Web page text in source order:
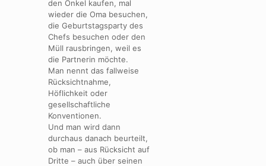
den Onkel kaufen, mal
wieder die Oma besuchen,
die Geburtstagsparty des
Chefs besuchen oder den
Müll rausbringen, weil es
die Partnerin möchte.
Man nennt das fallweise
Rücksichtnahme,
Höflichkeit oder
gesellschaftliche
Konventionen.
Und man wird dann
durchaus danach beurteilt,
ob man – aus Rücksicht auf
Dritte – auch über seinen